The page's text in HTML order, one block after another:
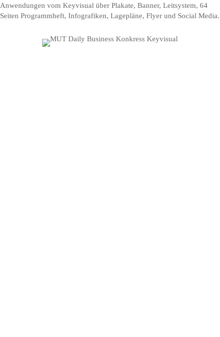
Anwendungen vom Keyvisual über Plakate, Banner, Leitsystem, 64
Seiten Programmheft, Infografiken, Lagepläne, Flyer und Social Media.